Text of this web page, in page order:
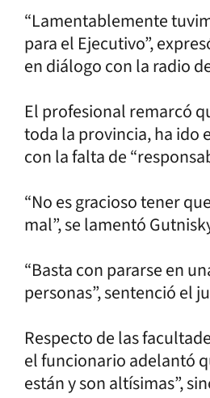
“Lamentablemente
para el Ejecutivo”,
en diálogo con la radio
El profesional remarcó
toda la provincia, ha ido
con la falta de
“No es gracioso tener
mal”, se lamentó
“Basta con pararse en
personas”, sentenció el
Respecto de las
el funcionario adelantó
están y son altísimas”,